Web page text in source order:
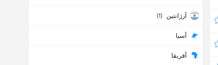
آرژانتین (1)
آسیا
آفریقا